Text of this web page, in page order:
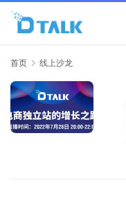
首页 线上沙龙